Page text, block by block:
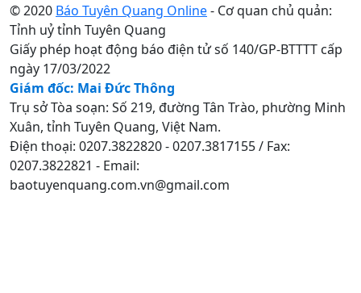
© 2020 Báo Tuyên Quang Online- Cơ quan chủ quản:
Tỉnh uỷ tỉnh Tuyên Quang
Giấy phép hoạt động báo điện tử số 140/GP-BTTTT cấp
ngày 17/03/2022
Giám đốc: Mai Đức Thông
Trụ sở Tòa soạn: Số 219, đường Tân Trào, phường Minh
Xuân, tỉnh Tuyên Quang, Việt Nam.
Điện thoại: 0207.3822820 - 0207.3817155 / Fax:
0207.3822821 - Email:
baotuyenquang.com.vn@gmail.com